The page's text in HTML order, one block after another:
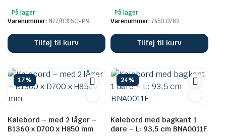
På lager
Varenummer: N77/R316G-P9
Tilføj til kurv
På lager
Varenummer: 7450.0782
Tilføj til kurv
17%
Kølebord – med 2 låger –
B1360 x D700 x H850 mm
24%
Kølebord med bagkant 1
døre – L: 93,5 cm BNA0011F